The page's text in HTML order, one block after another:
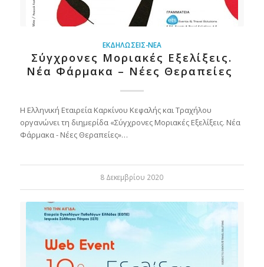
ΕΚΔΗΛΏΣΕΙΣ-ΝΈΑ
Σύγχρονες Μοριακές Εξελίξεις.
Νέα Φάρμακα – Νέες Θεραπείες
Η Ελληνική Εταιρεία Καρκίνου Κεφαλής και Τραχήλου
οργανώνει τη διημερίδα «Σύγχρονες Μοριακές Εξελίξεις. Νέα
Φάρμακα - Νέες Θεραπείες»…
8 Δεκεμβρίου 2020